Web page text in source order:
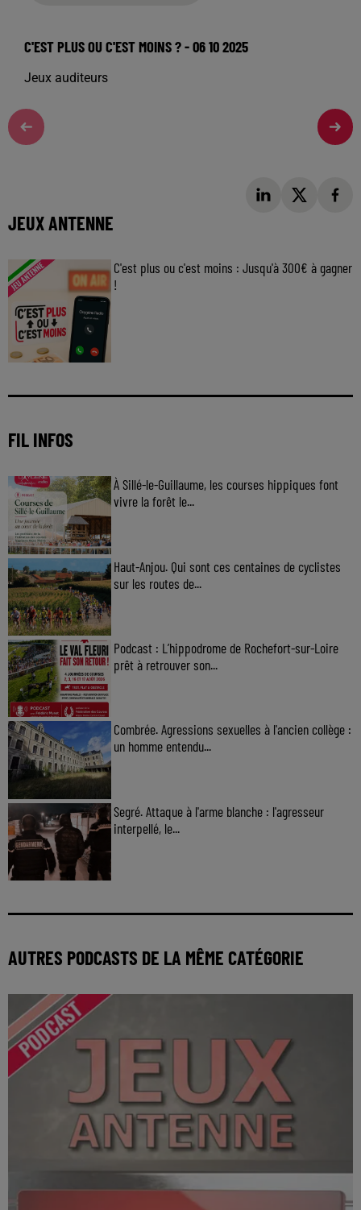
C'EST PLUS OU C'EST MOINS ? - 06 10 2025
Jeux auditeurs
JEUX ANTENNE
C'est plus ou c'est moins : Jusqu'à 300€ à gagner
!
FIL INFOS
À Sillé-le-Guillaume, les courses hippiques font
vivre la forêt le...
Haut-Anjou. Qui sont ces centaines de cyclistes
sur les routes de...
Podcast : L’hippodrome de Rochefort-sur-Loire
prêt à retrouver son...
Combrée. Agressions sexuelles à l'ancien collège :
un homme entendu...
Segré. Attaque à l'arme blanche : l'agresseur
interpellé, le...
AUTRES PODCASTS DE LA MÊME CATÉGORIE